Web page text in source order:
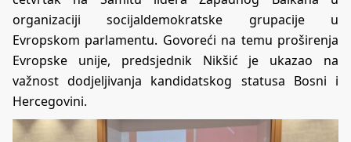
organizaciji socijaldemokratske grupacije u
Evropskom parlamentu. Govoreći na temu proširenja
Evropske unije, predsjednik Nikšić je ukazao na
važnost dodjeljivanja kandidatskog statusa Bosni i
Hercegovini.